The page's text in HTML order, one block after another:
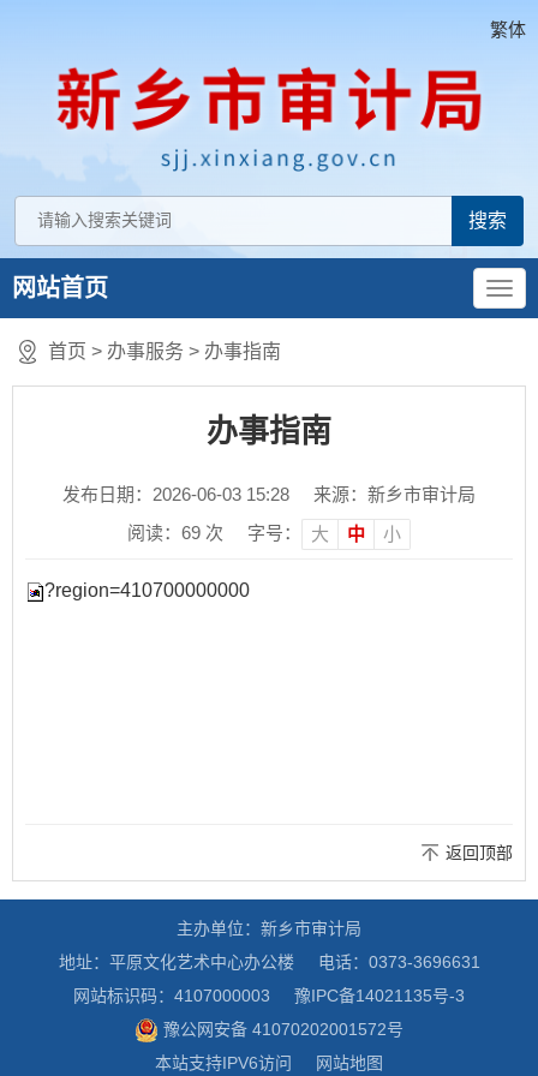
繁体
网站首页
首页 > 办事服务 > 办事指南
办事指南
发布日期：2026-06-03 15:28
来源：新乡市审计局
阅读： 69 次 字号： 大 中 小
?region=410700000000
返回顶部
主办单位：新乡市审计局
地址：平原文化艺术中心办公楼
电话：0373-3696631
网站标识码：4107000003
豫IPC备14021135号-3
豫公网安备 41070202001572号
本站支持IPV6访问
网站地图